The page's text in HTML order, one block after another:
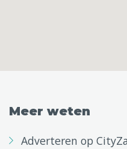
Meer weten
Adverteren op